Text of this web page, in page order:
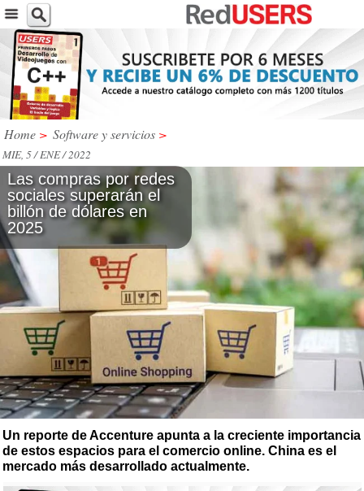
Home > Software y servicios >
MIE, 5 / ENE / 2022
Las compras por redes
sociales superarán el
billón de dólares en
2025
Un reporte de Accenture apunta a la creciente importancia
de estos espacios para el comercio online. China es el
mercado más desarrollado actualmente.